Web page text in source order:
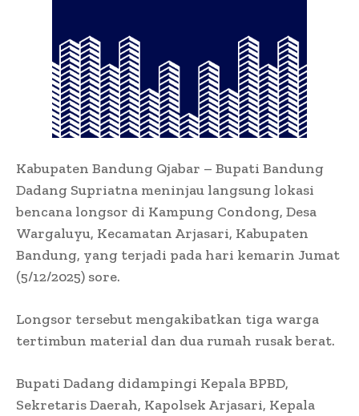
Kabupaten Bandung Qjabar – Bupati Bandung
Dadang Supriatna meninjau langsung lokasi
bencana longsor di Kampung Condong, Desa
Wargaluyu, Kecamatan Arjasari, Kabupaten
Bandung, yang terjadi pada hari kemarin Jumat
(5/12/2025) sore.
Longsor tersebut mengakibatkan tiga warga
tertimbun material dan dua rumah rusak berat.
Bupati Dadang didampingi Kepala BPBD,
Sekretaris Daerah, Kapolsek Arjasari, Kepala